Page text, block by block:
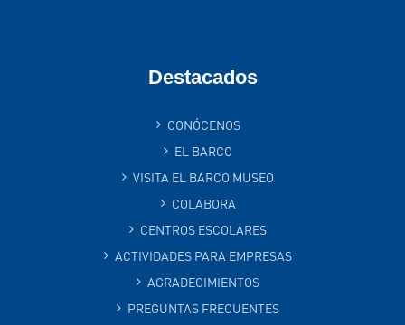
Destacados
CONÓCENOS
EL BARCO
VISITA EL BARCO MUSEO
COLABORA
CENTROS ESCOLARES
ACTIVIDADES PARA EMPRESAS
AGRADECIMIENTOS
PREGUNTAS FRECUENTES